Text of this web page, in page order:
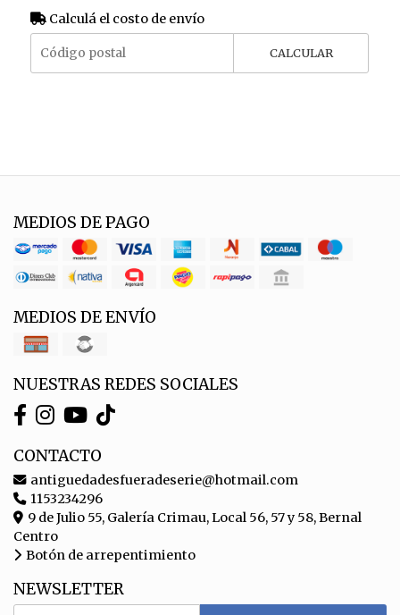
Calculá el costo de envío
CALCULAR
MEDIOS DE PAGO
MEDIOS DE ENVÍO
NUESTRAS REDES SOCIALES
CONTACTO
antiguedadesfueradeserie@hotmail.com
1153234296
9 de Julio 55, Galería Crimau, Local 56, 57 y 58, Bernal
Centro
Botón de arrepentimiento
NEWSLETTER